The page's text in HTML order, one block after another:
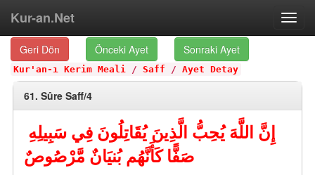
Kur-an.Net
Geri Dön Önceki Ayet Sonraki Ayet
Kur'an-ı Kerim Meali / Saff / Ayet Detay
61. Sûre Saff/4
إِنَّ اللَّهَ يُحِبُّ الَّذِينَ يُقَاتِلُونَ فِي سَبِيلِهِ
صَفًّا كَأَنَّهُم بُنيَانٌ مَّرْصُوصٌ